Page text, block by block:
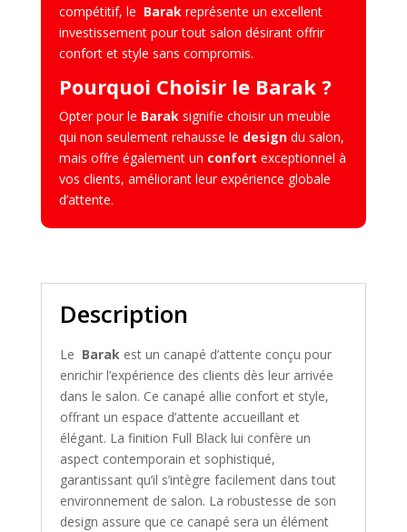
compétitif, le Barakreprésente un excellent
investissement pour tout salon désirant offrir
confort et style sans compromis.
Pourquoi Choisir le Barak ?
Opter pour le Baraksignifie choisir un meuble
qui non seulement rehausse le designdu salon,
mais offre également un confort exceptionnel à
vos clients, améliorant leur expérience globale
d’attente.
Description
Le Barak est un canapé d’attente conçu pour
enrichir l’expérience des clients dès leur arrivée
dans le salon. Ce canapé allie confort et style,
offrant un espace d’attente accueillant et
élégant. La finition Full Black lui confère un
aspect contemporain et sophistiqué,
garantissant qu’il s’intègre facilement dans tout
environnement de salon. La robustesse de son
design assure que ce canapé sera un élément